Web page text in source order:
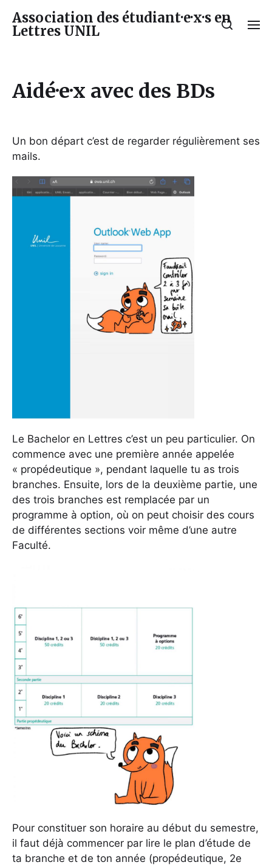
Association des étudiant·e·x·s en
Lettres UNIL
Aidé·e·x avec des BDs
Un bon départ c’est de regarder régulièrement ses
mails.
Le Bachelor en Lettres c’est un peu particulier. On
commence avec une première année appelée
« propédeutique », pendant laquelle tu as trois
branches. Ensuite, lors de la deuxième partie, une
des trois branches est remplacée par un
programme à option, où on peut choisir des cours
de différentes sections voir même d’une autre
Faculté.
Pour constituer son horaire au début du semestre,
il faut déjà commencer par lire le plan d’étude de
ta branche et de ton année (propédeutique, 2e